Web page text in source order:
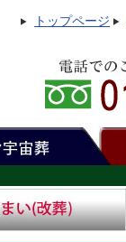
トップページ